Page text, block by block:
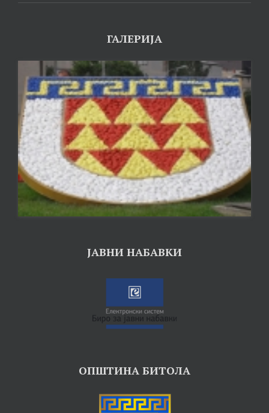
ГАЛЕРИЈА
ЈАВНИ НАБАВКИ
ОПШТИНА БИТОЛА